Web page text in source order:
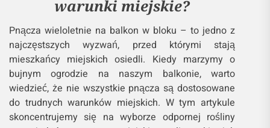
warunki miejskie?
Pnącza wieloletnie na balkon w bloku – to jedno z
najczęstszych wyzwań, przed którymi stają
mieszkańcy miejskich osiedli. Kiedy marzymy o
bujnym ogrodzie na naszym balkonie, warto
wiedzieć, że nie wszystkie pnącza są dostosowane
do trudnych warunków miejskich. W tym artykule
skoncentrujemy się na wyborze odpornej rośliny